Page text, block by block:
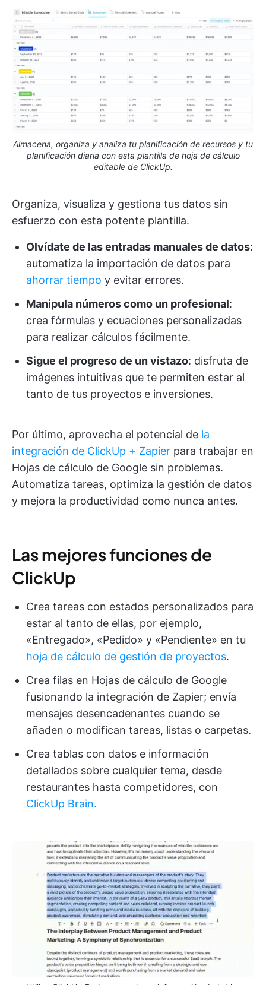
Almacena, organiza y analiza tu planificación de recursos y tu
planificación diaria con esta plantilla de hoja de cálculo
editable de ClickUp.
Organiza, visualiza y gestiona tus datos sin
esfuerzo con esta potente plantilla.
Olvídate de las entradas manuales de datos:
automatiza la importación de datos para
ahorrar tiempo y evitar errores.
Manipula números como un profesional:
crea fórmulas y ecuaciones personalizadas
para realizar cálculos fácilmente.
Sigue el progreso de un vistazo: disfruta de
imágenes intuitivas que te permiten estar al
tanto de tus proyectos e inversiones.
Por último, aprovecha el potencial de la
integración de ClickUp + Zapier para trabajar en
Hojas de cálculo de Google sin problemas.
Automatiza tareas, optimiza la gestión de datos
y mejora la productividad como nunca antes.
Las mejores funciones de
ClickUp
Crea tareas con estados personalizados para
estar al tanto de ellas, por ejemplo,
«Entregado», «Pedido» y «Pendiente» en tu
hoja de cálculo de gestión de proyectos.
Crea filas en Hojas de cálculo de Google
fusionando la integración de Zapier; envía
mensajes desencadenantes cuando se
añaden o modifican tareas, listas o carpetas.
Crea tablas con datos e información
detallados sobre cualquier tema, desde
restaurantes hasta competidores, con
ClickUp Brain.